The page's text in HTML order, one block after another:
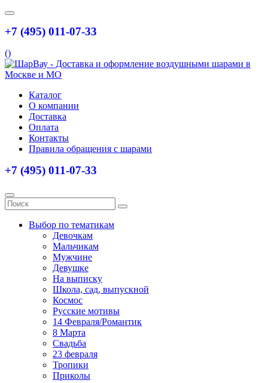
+7 (495) 011-07-33
()
Каталог
О компании
Доставка
Оплата
Контакты
Правила обращения с шарами
+7 (495) 011-07-33
Выбор по тематикам
Девочкам
Мальчикам
Мужчине
Девушке
На выписку
Школа, сад, выпускной
Космос
Русские мотивы
14 Февраля/Романтик
8 Марта
Свадьба
23 февраля
Тропики
Приколы